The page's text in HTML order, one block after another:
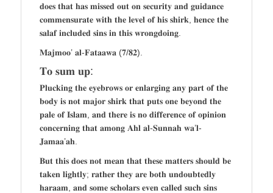
𝐝𝐨𝐞𝐬 𝐭𝐡𝐚𝐭 𝐡𝐚𝐬 𝐦𝐢𝐬𝐬𝐞𝐝 𝐨𝐮𝐭 𝐨𝐧 𝐬𝐞𝐜𝐮𝐫𝐢𝐭𝐲 𝐚𝐧𝐝 𝐠𝐮𝐢𝐝𝐚𝐧𝐜𝐞
𝐜𝐨𝐦𝐦𝐞𝐧𝐬𝐮𝐫𝐚𝐭𝐞 𝐰𝐢𝐭𝐡 𝐭𝐡𝐞 𝐥𝐞𝐯𝐞𝐥 𝐨𝐟 𝐡𝐢𝐬 𝐬𝐡𝐢𝐫𝐤, 𝐡𝐞𝐧𝐜𝐞 𝐭𝐡𝐞
𝐬𝐚𝐥𝐚𝐟 𝐢𝐧𝐜𝐥𝐮𝐝𝐞𝐝 𝐬𝐢𝐧𝐬 𝐢𝐧 𝐭𝐡𝐢𝐬 𝐰𝐫𝐨𝐧𝐠𝐝𝐨𝐢𝐧𝐠.
𝐌𝐚𝐣𝐦𝐨𝐨’ 𝐚𝐥-𝐅𝐚𝐭𝐚𝐚𝐰𝐚 (𝟕/𝟖𝟐).
𝐓𝐨 𝐬𝐮𝐦 𝐮𝐩:
𝐏𝐥𝐮𝐜𝐤𝐢𝐧𝐠 𝐭𝐡𝐞 𝐞𝐲𝐞𝐛𝐫𝐨𝐰𝐬 𝐨𝐫 𝐞𝐧𝐥𝐚𝐫𝐠𝐢𝐧𝐠 𝐚𝐧𝐲 𝐩𝐚𝐫𝐭 𝐨𝐟 𝐭𝐡𝐞
𝐛𝐨𝐝𝐲 𝐢𝐬 𝐧𝐨𝐭 𝐦𝐚𝐣𝐨𝐫 𝐬𝐡𝐢𝐫𝐤 𝐭𝐡𝐚𝐭 𝐩𝐮𝐭𝐬 𝐨𝐧𝐞 𝐛𝐞𝐲𝐨𝐧𝐝 𝐭𝐡𝐞
𝐩𝐚𝐥𝐞 𝐨𝐟 𝐈𝐬𝐥𝐚𝐦, 𝐚𝐧𝐝 𝐭𝐡𝐞𝐫𝐞 𝐢𝐬 𝐧𝐨 𝐝𝐢𝐟𝐟𝐞𝐫𝐞𝐧𝐜𝐞 𝐨𝐟 𝐨𝐩𝐢𝐧𝐢𝐨𝐧
𝐜𝐨𝐧𝐜𝐞𝐫𝐧𝐢𝐧𝐠 𝐭𝐡𝐚𝐭 𝐚𝐦𝐨𝐧𝐠 𝐀𝐡𝐥 𝐚𝐥-𝐒𝐮𝐧𝐧𝐚𝐡 𝐰𝐚’𝐥-
𝐉𝐚𝐦𝐚𝐚’𝐚𝐡.
𝐁𝐮𝐭 𝐭𝐡𝐢𝐬 𝐝𝐨𝐞𝐬 𝐧𝐨𝐭 𝐦𝐞𝐚𝐧 𝐭𝐡𝐚𝐭 𝐭𝐡𝐞𝐬𝐞 𝐦𝐚𝐭𝐭𝐞𝐫𝐬 𝐬𝐡𝐨𝐮𝐥𝐝 𝐛𝐞
𝐭𝐚𝐤𝐞𝐧 𝐥𝐢𝐠𝐡𝐭𝐥𝐲; 𝐫𝐚𝐭𝐡𝐞𝐫 𝐭𝐡𝐞𝐲 𝐚𝐫𝐞 𝐛𝐨𝐭𝐡 𝐮𝐧𝐝𝐨𝐮𝐛𝐭𝐞𝐝𝐥𝐲
𝐡𝐚𝐫𝐚𝐚𝐦, 𝐚𝐧𝐝 𝐬𝐨𝐦𝐞 𝐬𝐜𝐡𝐨𝐥𝐚𝐫𝐬 𝐞𝐯𝐞𝐧 𝐜𝐚𝐥𝐥𝐞𝐝 𝐬𝐮𝐜𝐡 𝐬𝐢𝐧𝐬